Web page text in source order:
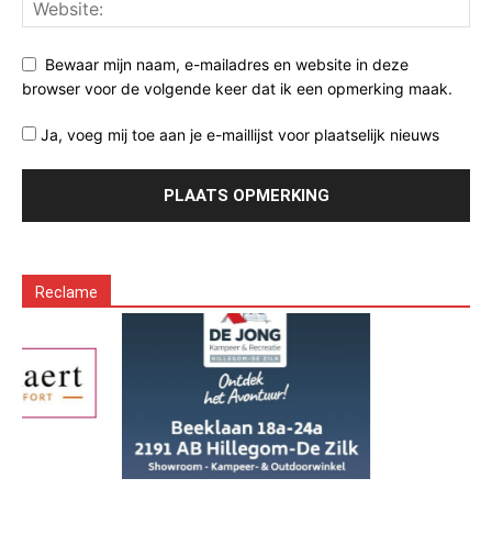
Bewaar mijn naam, e-mailadres en website in deze
browser voor de volgende keer dat ik een opmerking maak.
Ja, voeg mij toe aan je e-maillijst voor plaatselijk nieuws
Reclame